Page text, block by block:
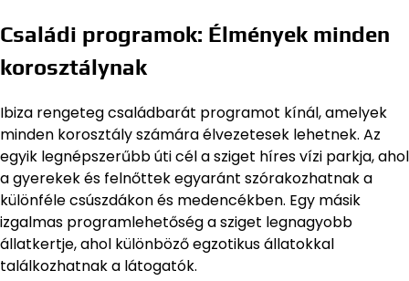
Családi programok: Élmények minden
korosztálynak
Ibiza rengeteg családbarát programot kínál, amelyek
minden korosztály számára élvezetesek lehetnek. Az
egyik legnépszerűbb úti cél a sziget híres vízi parkja, ahol
a gyerekek és felnőttek egyaránt szórakozhatnak a
különféle csúszdákon és medencékben. Egy másik
izgalmas programlehetőség a sziget legnagyobb
állatkertje, ahol különböző egzotikus állatokkal
találkozhatnak a látogatók.